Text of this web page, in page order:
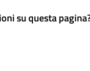
su questa